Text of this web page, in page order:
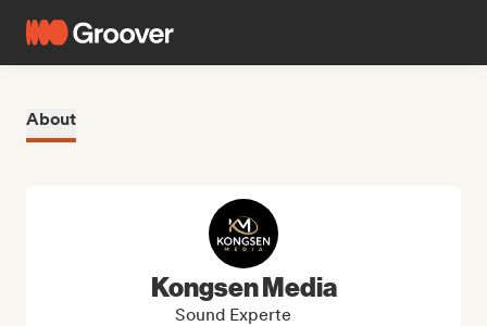
About
Kongsen Media
Sound Experte